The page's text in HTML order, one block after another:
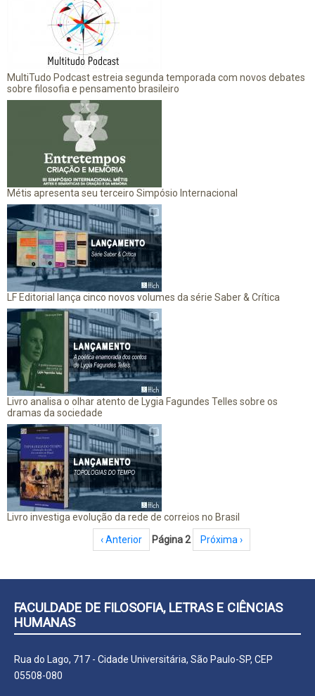
MultiTudo Podcast estreia segunda temporada com novos debates
sobre filosofia e pensamento brasileiro
Métis apresenta seu terceiro Simpósio Internacional
LF Editorial lança cinco novos volumes da série Saber & Crítica
Livro analisa o olhar atento de Lygia Fagundes Telles sobre os
dramas da sociedade
Livro investiga evolução da rede de correios no Brasil
Página anterior
‹ Anterior Página 2 Próxima página
Próxima ›
FACULDADE DE FILOSOFIA, LETRAS E CIÊNCIAS
HUMANAS
Rua do Lago, 717 - Cidade Universitária, São Paulo-SP, CEP
05508-080